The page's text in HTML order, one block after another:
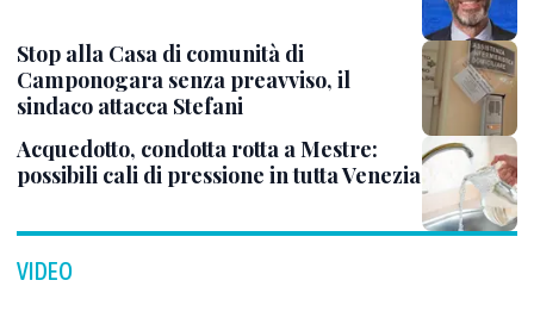
Stop alla Casa di comunità di
Camponogara senza preavviso, il
sindaco attacca Stefani
Acquedotto, condotta rotta a Mestre:
possibili cali di pressione in tutta Venezia
VIDEO